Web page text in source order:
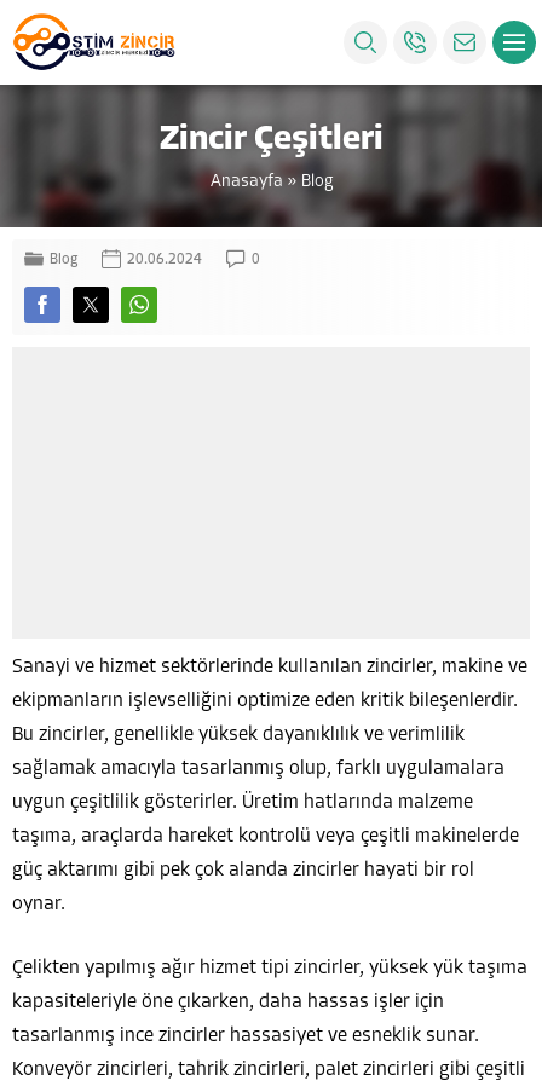
Zincir Çeşitleri
Anasayfa » Blog
Blog 20.06.2024 0
Sanayi ve hizmet sektörlerinde kullanılan zincirler, makine ve
ekipmanların işlevselliğini optimize eden kritik bileşenlerdir.
Bu zincirler, genellikle yüksek dayanıklılık ve verimlilik
sağlamak amacıyla tasarlanmış olup, farklı uygulamalara
uygun çeşitlilik gösterirler. Üretim hatlarında malzeme
taşıma, araçlarda hareket kontrolü veya çeşitli makinelerde
güç aktarımı gibi pek çok alanda zincirler hayati bir rol
oynar.
Çelikten yapılmış ağır hizmet tipi zincirler, yüksek yük taşıma
kapasiteleriyle öne çıkarken, daha hassas işler için
tasarlanmış ince zincirler hassasiyet ve esneklik sunar.
Konveyör zincirleri, tahrik zincirleri, palet zincirleri gibi çeşitli